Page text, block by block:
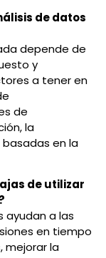
de datos
depende de
y
a tener en
de
la
en la
de utilizar
ayudan a las
en tiempo
mejorar la